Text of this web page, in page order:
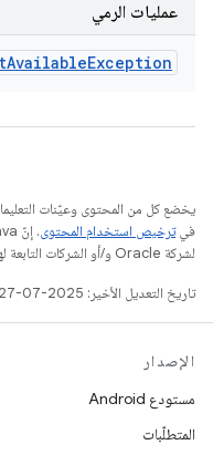
عمليات الرمي
AvailableException
يخضع كل من المحتوى وعيّنات
فيترخيص استخدام المحتوى
لشركة Oracle و/أو الشركات التابعة لها.
تاريخ التعديل الأخير: 2025-07-27 (حسب التوقيت العالمي المتفَّق عليه)
الإصدار
مستودع Android
المتطلّبات